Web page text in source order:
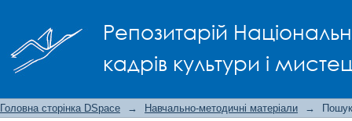
Репозитарій
кадрів культури і
Головна сторінка DSpace → Навчально-методичні матеріали → Пошук